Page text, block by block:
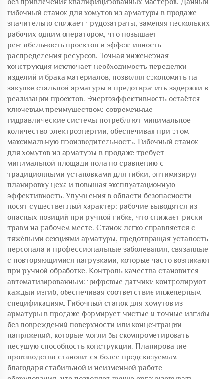
без привлечения квалифицированных мастеров. Данный
гибочный станок для хомутов из арматуры в продаже
значительно снижает трудозатраты, заменяя нескольких
рабочих одним оператором, что повышает
рентабельность проектов и эффективность
распределения ресурсов. Точная инженерная
конструкция исключает необходимость переделки
изделий и брака материалов, позволяя сэкономить на
закупке стальной арматуры и предотвратить задержки в
реализации проектов. Энергоэффективность остаётся
ключевым преимуществом: современные
гидравлические системы потребляют минимальное
количество электроэнергии, обеспечивая при этом
максимальную производительность. Гибочный станок
для хомутов из арматуры в продаже требует
минимальной площади пола по сравнению с
традиционными установками для гибки, оптимизируя
планировку цеха и повышая эксплуатационную
эффективность. Улучшения в области безопасности
носят существенный характер: рабочие выводятся из
опасных позиций при ручной гибке, что снижает риски
травм на рабочем месте. Станок легко справляется с
тяжёлыми секциями арматуры, предотвращая усталость
персонала и профессиональные заболевания, связанные
с повторяющимися нагрузками, которые часто возникают
при ручной обработке. Контроль качества становится
автоматизированным: цифровые датчики контролируют
каждый изгиб, обеспечивая соответствие инженерным
спецификациям. Гибочный станок для хомутов из
арматуры в продаже формирует чистые и точные изгибы
без повреждений поверхности или концентрации
напряжений, которые могли бы скомпрометировать
несущую способность конструкции. Планирование
производства становится более предсказуемым
благодаря стабильной и неизменной работе